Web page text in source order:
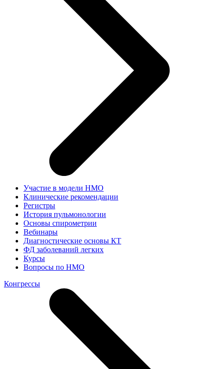
Участие в модели НМО
Клинические рекомендации
Регистры
История пульмонологии
Основы спирометрии
Вебинары
Диагностические основы КТ
ФД заболеваний легких
Курсы
Вопросы по НМО
Конгрессы